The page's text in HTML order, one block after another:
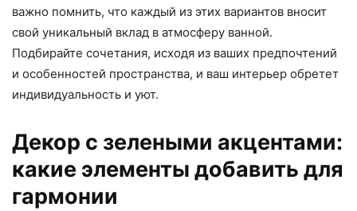
важно помнить, что каждый из этих вариантов вносит
свой уникальный вклад в атмосферу ванной.
Подбирайте сочетания, исходя из ваших предпочтений
и особенностей пространства, и ваш интерьер обретет
индивидуальность и уют.
Декор с зелеными акцентами:
какие элементы добавить для
гармонии